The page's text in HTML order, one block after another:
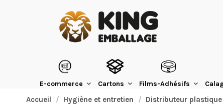
E-commerce Cartons Films-Adhésifs
Accueil Hygiène et entretien Distributeur